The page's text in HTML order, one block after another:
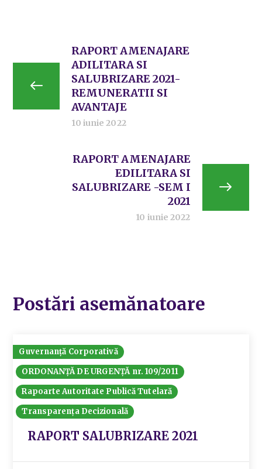
RAPORT AMENAJARE
ADILITARA SI
SALUBRIZARE 2021-
REMUNERATII SI
AVANTAJE
10 iunie 2022
RAPORT AMENAJARE
EDILITARA SI
SALUBRIZARE -SEM I
2021
10 iunie 2022
Postări asemănatoare
Guvernanță Corporativă
ORDONANȚĂ DE URGENȚĂ nr. 109/2011
Rapoarte Autoritate Publică Tutelară
Transparența Decizională
RAPORT SALUBRIZARE 2021